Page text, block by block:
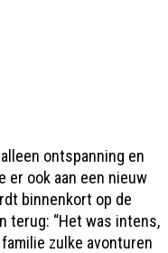
ontspanning en
er ook aan een nieuw
binnenkort op de
terug: “Het was intens,
zulke avonturen